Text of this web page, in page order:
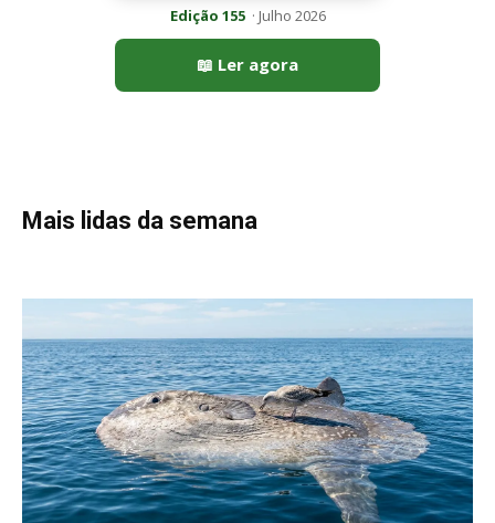
Peixe-lua emerge horizontalmente na superfície oceânica para
permitir que aves marinhas removam ectoparasitas